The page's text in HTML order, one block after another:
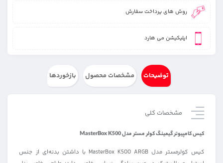
روش های پرداخت سفارش
اپلیکیشن می هارد
توضیحات مشخصات محصول بازخوردها
مشخصات کلی
کیس کامپیوتر گیمینگ کولر مستر مدل MasterBox K500
کیس کولرمستر مدل MasterBox K500 ARGB با داشتن بدنه‌ای از جنس